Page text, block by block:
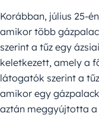
Korábban, július 25-
amikor több
szerint a tűz egy
keletkezett, amely a
látogatók szerint a
amikor egy
aztán meggyújtotta